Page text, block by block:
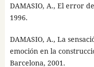
DAMASIO, A., El error
1996.
DAMASIO, A., La
emoción en la
Barcelona, 2001.